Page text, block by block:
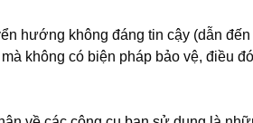
hướng không đáng tin cậy (dẫn đến
không có biện pháp bảo vệ, điều